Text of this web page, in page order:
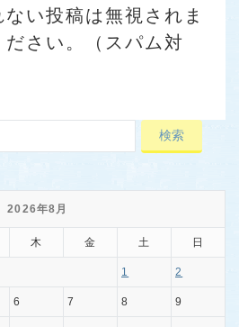
い投稿は無視されま
さい。（スパム対
2026年8月
木 金 土 日
1 2
6 7 8 9